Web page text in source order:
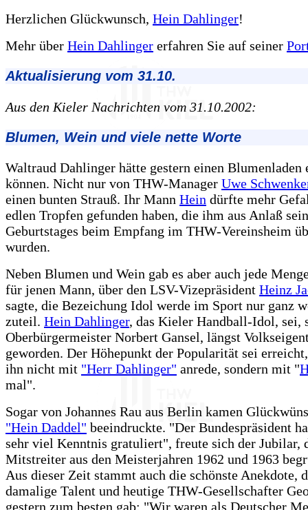
Herzlichen Glückwunsch, Hein Dahlinger!
Mehr über Hein Dahlinger erfahren Sie auf seiner
Aktualisierung vom 31.10.
Aus den Kieler Nachrichten vom 31.10.2002:
Blumen, Wein und viele nette Worte
Waltraud Dahlinger hätte gestern einen Blumenladen
können. Nicht nur von THW-Manager Uwe
einen bunten Strauß. Ihr Mann Hein dürfte mehr
edlen Tropfen gefunden haben, die ihm aus Anlaß
Geburtstages beim Empfang im THW-Vereinsheim
wurden.
Neben Blumen und Wein gab es aber auch jede
für jenen Mann, über den LSV-Vizepräsident Heinz
sagte, die Bezeichung Idol werde im Sport nur ganz
zuteil. Hein Dahlinger, das Kieler Handball-Idol, sei,
Oberbürgermeister Norbert Gansel, längst
geworden. Der Höhepunkt der Popularität sei
ihn nicht mit "Herr Dahlinger" anrede, sondern mit "
mal".
Sogar von Johannes Rau aus Berlin kamen
"Hein Daddel" beeindruckte. "Der Bundespräsident
sehr viel Kenntnis gratuliert", freute sich der Jubilar,
Mitstreiter aus den Meisterjahren 1962 und 1963
Aus dieser Zeit stammt auch die schönste Anekdote,
damalige Talent und heutige THW-Gesellschafter
gestern zum besten gab: "Wir waren als Deutscher